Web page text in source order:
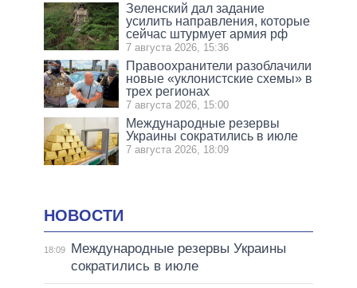
Зеленский дал задание
усилить направления, которые
сейчас штурмует армия рф
7 августа 2026, 15:36
Правоохранители разоблачили
новые «уклонистские схемы» в
трех регионах
7 августа 2026, 15:00
Международные резервы
Украины сократились в июле
7 августа 2026, 18:09
НОВОСТИ
18:09
Международные резервы Украины
сократились в июле